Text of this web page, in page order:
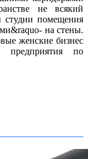
не всякий
студии помещения
на стены.
женские бизнес
предприятия по